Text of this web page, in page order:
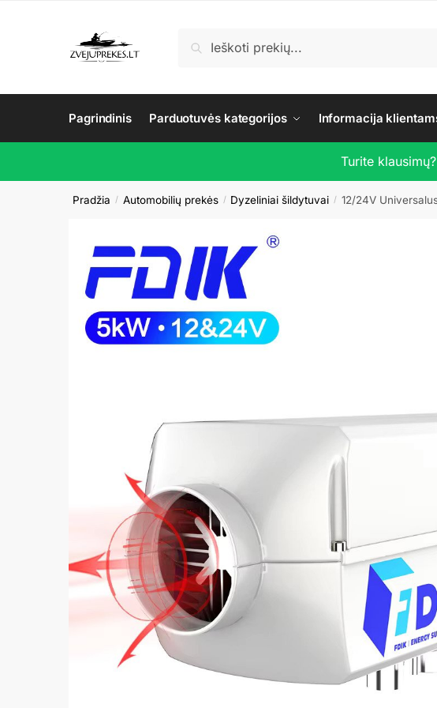
Ieškoti
Pagrindinis Parduotuvės kategorijos Informacija
Turite klausimų?
Pradžia / Automobilių prekės / Dyzeliniai šildytuvai / 12/24V